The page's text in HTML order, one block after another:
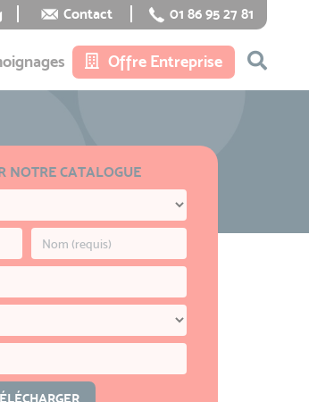
Contact 01 86 95 27 81
Offre Entreprise
NOTRE CATALOGUE